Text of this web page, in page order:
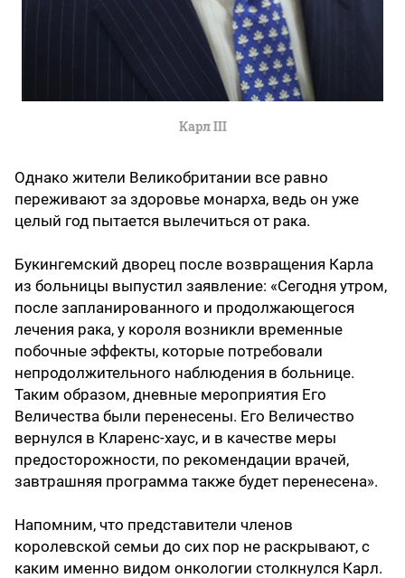
Карл III
Однако жители Великобритании все равно
переживают за здоровье монарха, ведь он уже
целый год пытается вылечиться от рака.
Букингемский дворец после возвращения Карла
из больницы выпустил заявление: «Сегодня утром,
после запланированного и продолжающегося
лечения рака, у короля возникли временные
побочные эффекты, которые потребовали
непродолжительного наблюдения в больнице.
Таким образом, дневные мероприятия Его
Величества были перенесены. Его Величество
вернулся в Кларенс-хаус, и в качестве меры
предосторожности, по рекомендации врачей,
завтрашняя программа также будет перенесена».
Напомним, что представители членов
королевской семьи до сих пор не раскрывают, с
каким именно видом онкологии столкнулся Карл.